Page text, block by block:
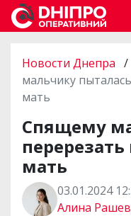
Новости Днепра /
мальчику
мать
Спящему
мать
03.01.2024
Алина